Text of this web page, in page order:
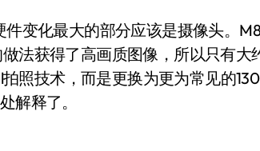
变化最大的部分应该是摄像头。
法获得了高画质图像，所以只有大
照技术，而是更换为更为常见的
解释了。